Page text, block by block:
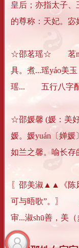
皇后；亦指太子
的尊称：天妃。宓
☆邵茗瑶☆ 茗
具。煮...瑶yáo美
瑶... 五行八字
☆邵媛馨 (媛：美
媛。媛yuán〔婵媛
如兰之馨。喻长存
〖邵美淑▲▲《陈
可与晤歌”。〗
审...淑shū善，美